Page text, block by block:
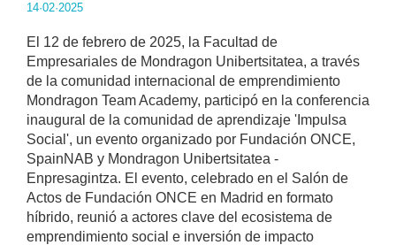
14·02·2025
El 12 de febrero de 2025, la Facultad de
Empresariales de Mondragon Unibertsitatea, a través
de la comunidad internacional de emprendimiento
Mondragon Team Academy, participó en la conferencia
inaugural de la comunidad de aprendizaje 'Impulsa
Social', un evento organizado por Fundación ONCE,
SpainNAB y Mondragon Unibertsitatea -
Enpresagintza. El evento, celebrado en el Salón de
Actos de Fundación ONCE en Madrid en formato
híbrido, reunió a actores clave del ecosistema de
emprendimiento social e inversión de impacto